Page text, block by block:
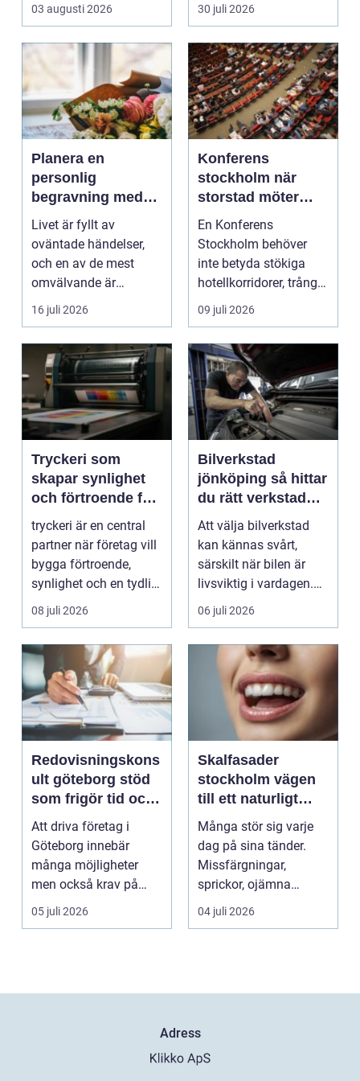
03 augusti 2026 30 juli 2026
Planera en
personlig
begravning med
hjälp av en
begravningsbyrå
Livet är fyllt av
oväntade händelser,
och en av de mest
omvälvande är
n&aum...
16 juli 2026
Konferens
stockholm när
storstad möter
rofylld landsbygd
En Konferens
Stockholm behöver
inte betyda stökiga
hotellkorridorer, trånga
mötesrum och brus
09 juli 2026
Tryckeri som
skapar synlighet
och förtroende för
ditt företag
tryckeri är en central
partner när företag vill
bygga förtroende,
synlighet och en tydlig
profil i a...
08 juli 2026
Bilverkstad
jönköping så hittar
du rätt verkstad
för din bil
Att välja bilverkstad
kan kännas svårt,
särskilt när bilen är
livsviktig i vardagen.
För många biläg...
06 juli 2026
Redovisningskons
ult göteborg stöd
som frigör tid och
skapar kontroll
Att driva företag i
Göteborg innebär
många möjligheter
men också krav på
ordning i ekonomin.
05 juli 2026
Skalfasader
stockholm vägen
till ett naturligt
vackert leende
Många stör sig varje
dag på sina tänder.
Missfärgningar,
sprickor, ojämna
kanter eller en sned
04 juli 2026
Adress